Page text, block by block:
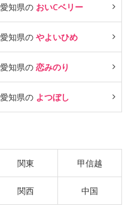
愛知県の おいCベリー
愛知県の やよいひめ
愛知県の 恋みのり
愛知県の よつぼし
関東 甲信越
関西 中国